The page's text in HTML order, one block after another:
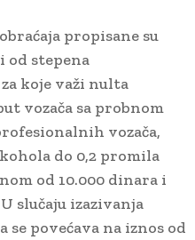
propisane su
od stepena
koje važi nulta
vozača sa probnom
vozača,
do 0,2 promila
od 10.000 dinara i
slučaju izazivanja
se povećava na iznos od